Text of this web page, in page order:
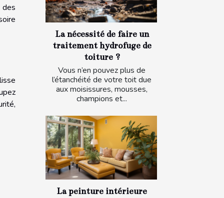
La nécessité de faire un
traitement hydrofuge de
toiture ?
Vous n’en pouvez plus de
l’étanchéité de votre toit due
aux moisissures, mousses,
champions et...
La peinture intérieure